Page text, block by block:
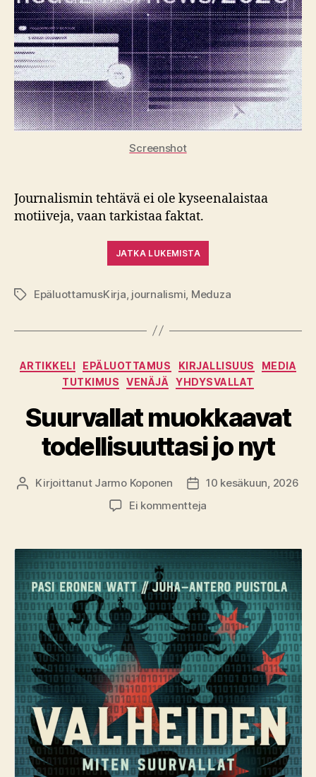
Screenshot
Journalismin tehtävä ei ole kyseenalaistaa
motiiveja, vaan tarkistaa faktat.
JATKA LUKEMISTA
Avainsanat
EpäluottamusKirja journalismi Meduza
Kategoriat
ARTIKKELI EPÄLUOTTAMUS KIRJALLISUUS
MEDIA
TUTKIMUS
VENÄJÄ YHDYSVALLAT
Suurvallat muokkaavat
todellisuuttasi jo nyt
Kirjoittaja
Kirjoittanut Jarmo Koponen Julkaisupäivämäärä
10 kesäkuun, 2026
Ei kommentteja
todellisuuttasi
jo
nyt